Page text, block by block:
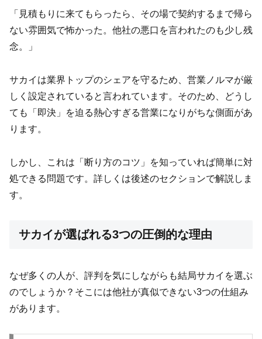
「見積もりに来てもらったら、その場で契約するまで帰ら
ない雰囲気で怖かった。他社の悪口を言われたのも少し残
念。」
サカイは業界トップのシェアを守るため、営業ノルマが厳
しく設定されていると言われています。そのため、どうし
ても「即決」を迫る熱心すぎる営業になりがちな側面があ
ります。
しかし、これは「断り方のコツ」を知っていれば簡単に対
処できる問題です。詳しくは後述のセクションで解説しま
す。
サカイが選ばれる3つの圧倒的な理由
なぜ多くの人が、評判を気にしながらも結局サカイを選ぶ
のでしょうか？そこには他社が真似できない3つの仕組み
があります。